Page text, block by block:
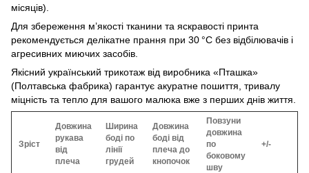
місяців).
Для збереження м’якості тканини та яскравості принта
рекомендується делікатне прання при 30 °C без відбілювачів і
агресивних миючих засобів.
Якісний український трикотаж від виробника «Пташка»
(Полтавська фабрика) гарантує акуратне пошиття, тривалу
міцність та тепло для вашого малюка вже з перших днів життя.
Зріст
Довжина
рукава
від
плеча
Ширина
боді по
лінії
грудей
Довжина
боді від
плеча до
кнопочок
Повзуни
довжина
по
боковому
шву
+/-